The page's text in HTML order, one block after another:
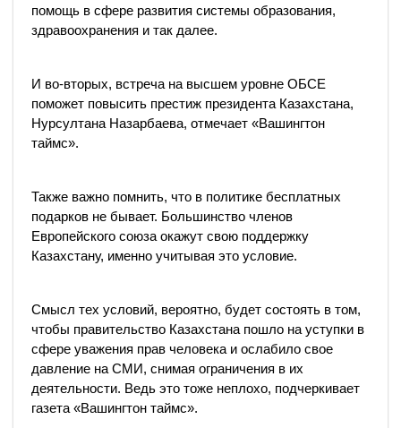
помощь в сфере развития системы образования,
здравоохранения и так далее.
И во-вторых, встреча на высшем уровне ОБСЕ
поможет повысить престиж президента Казахстана,
Нурсултана Назарбаева, отмечает «Вашингтон
таймс».
Также важно помнить, что в политике бесплатных
подарков не бывает. Большинство членов
Европейского союза окажут свою поддержку
Казахстану, именно учитывая это условие.
Смысл тех условий, вероятно, будет состоять в том,
чтобы правительство Казахстана пошло на уступки в
сфере уважения прав человека и ослабило свое
давление на СМИ, снимая ограничения в их
деятельности. Ведь это тоже неплохо, подчеркивает
газета «Вашингтон таймс».